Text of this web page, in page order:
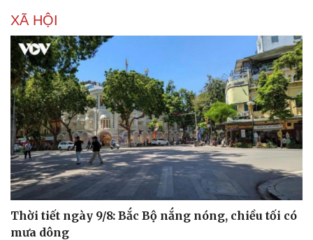
Doanh nghiệp
Thông tin doanh nghiệp
Doanh nghiệp 24h
Doanh nhân
Vì cộng đồng
Công nghệ
Sành điệu
Tin Công nghệ
Trải nghiệm
Chuyển đổi số
XÃ HỘI
Thời tiết ngày 9/8: Bắc Bộ nắng nóng, chiều tối có
mưa dông